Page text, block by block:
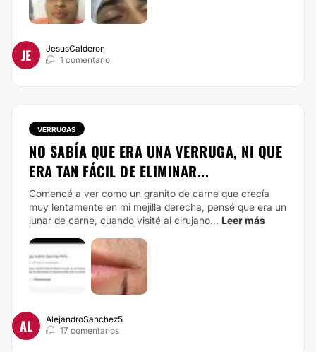
JE
JesusCalderon
1 comentario
VERRUGAS
NO SABÍA QUE ERA UNA VERRUGA, NI QUE
ERA TAN FÁCIL DE ELIMINAR...
Comencé a ver como un granito de carne que crecía
muy lentamente en mi mejilla derecha, pensé que era un
lunar de carne, cuando visité al cirujano... Leer más
AL
AlejandroSanchez5
17 comentarios